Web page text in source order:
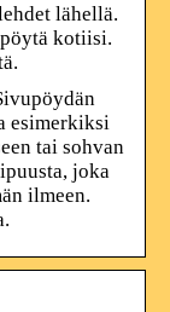
lähellä.
kotiisi.
esimerkiksi
tai sohvan
joka
ilmeen.